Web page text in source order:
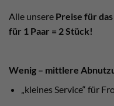
Alle unsere Preise für
für 1 Paar = 2 Stück!
Wenig – mittlere
„kleines Service“ für